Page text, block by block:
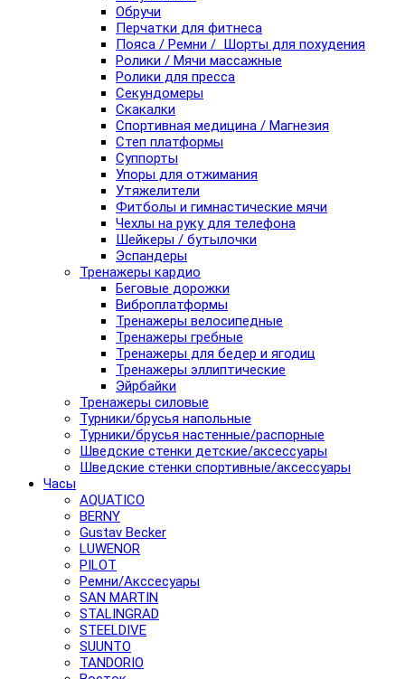
Обручи
Перчатки для фитнеса
Пояса / Ремни / Шорты для похудения
Ролики / Мячи массажные
Ролики для пресса
Секундомеры
Скакалки
Спортивная медицина / Магнезия
Степ платформы
Суппорты
Упоры для отжимания
Утяжелители
Фитболы и гимнастические мячи
Чехлы на руку для телефона
Шейкеры / бутылочки
Эспандеры
Тренажеры кардио
Беговые дорожки
Виброплатформы
Тренажеры велосипедные
Тренажеры гребные
Тренажеры для бедер и ягодиц
Тренажеры эллиптические
Эйрбайки
Тренажеры силовые
Турники/брусья напольные
Турники/брусья настенные/распорные
Шведские стенки детские/аксессуары
Шведские стенки спортивные/аксессуары
Часы
AQUATICO
BERNY
Gustav Becker
LUWENOR
PILOT
Pемни/Акссесуары
SAN MARTIN
STALINGRAD
STEELDIVE
SUUNTO
TANDORIO